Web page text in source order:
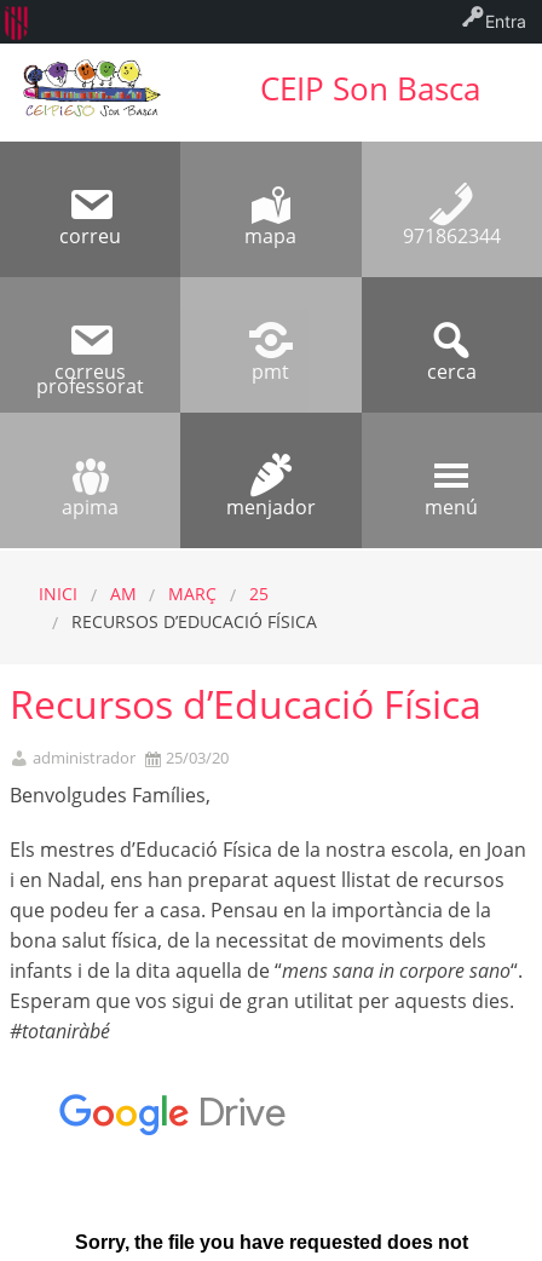
CEIP Son Basca
correu mapa 971862344
correus
professorat
pmt cerca
apima menjador menú
INICI AM MARÇ
25
RECURSOS D’EDUCACIÓ FÍSICA
Recursos d’Educació Física
administrador 25/03/20
Benvolgudes Famílies,
Els mestres d’Educació Física de la nostra escola, en Joan
i en Nadal, ens han preparat aquest llistat de recursos
que podeu fer a casa. Pensau en la importància de la
bona salut física, de la necessitat de moviments dels
infants i de la dita aquella de “mens sana in corpore sano“.
Esperam que vos sigui de gran utilitat per aquests dies.
#totaniràbé
Entra